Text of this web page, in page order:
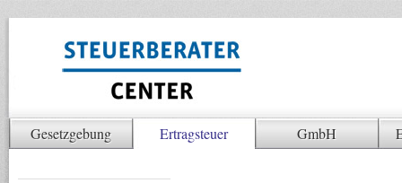
Gesetzgebung Ertragsteuer GmbH